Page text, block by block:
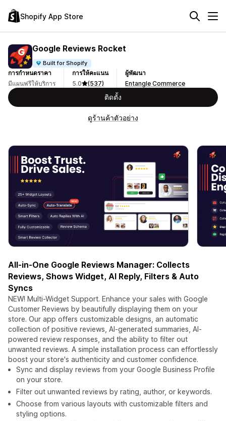
Shopify App Store
Google Reviews Rocket
Built for Shopify
การกำหนดราคา
มีแผนฟรีให้บริการ
การให้คะแนน
5.0
(537)
ผู้พัฒนา
Entangle Commerce
ติดตั้ง
ดูร้านค้าตัวอย่าง
All-in-One Google Reviews Manager: Collects
Reviews, Shows Widget, AI Reply, Filters & Auto
Syncs
NEW! Multi-Widget Support. Enhance your sales with Google
Customer Reviews by beautifully displaying them on your
store. Our app offers customizable designs, an automatic
collection of positive reviews, AI-generated summaries, AI-
powered review responses, and the ability to filter out
unwanted reviews. A simple installation process can effortlessly
boost your store's authenticity and customer confidence.
Sync and display reviews from your Google Business Profile
on your store.
Filter out unwanted reviews by rating, author, or keywords.
Choose from various layouts with customizable filters and
styling options.